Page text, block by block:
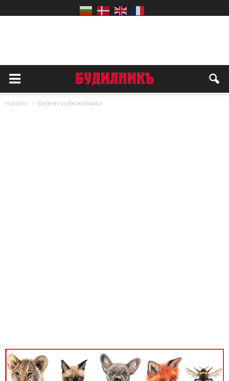
Начало Бизнес и Икономика